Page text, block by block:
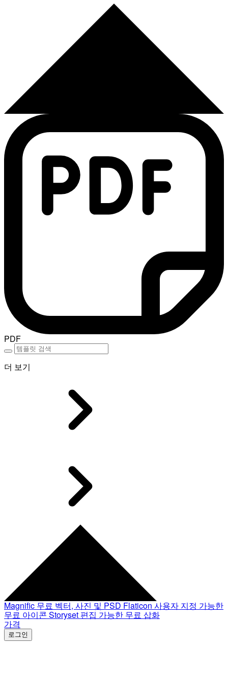
PDF
더 보기
Magnific 무료 벡터, 사진 및 PSD Flaticon 사용자 지정 가능한
무료 아이콘 Storyset 편집 가능한 무료 삽화
가격
로그인